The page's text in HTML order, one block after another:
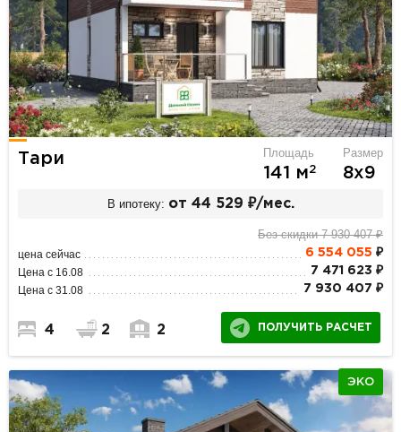
Тари Площадь
141 м2
Размер
8х9
В ипотеку: от 44 529 ₽/мес.
Без скидки 7 930 407 ₽
цена сейчас 6 554 055 ₽
Цена с 16.08 7 471 623 ₽
Цена с 31.08 7 930 407 ₽
4 2 2 ПОЛУЧИТЬ РАСЧЕТ
ЭКО